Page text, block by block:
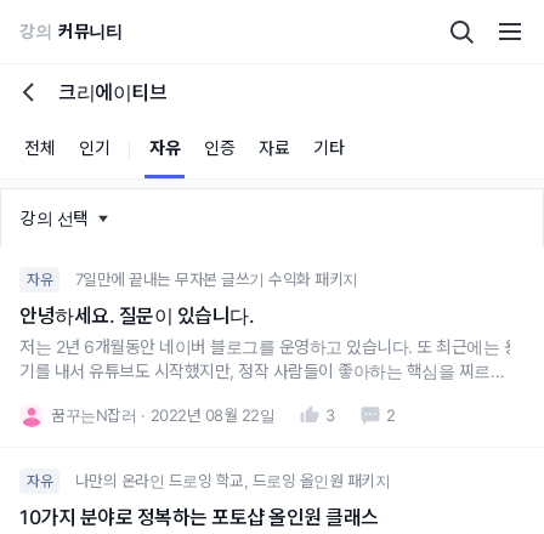
강의 커뮤니티
크리에이티브
전체 인기 자유 인증 자료 기타
강의 선택
자유 7일만에 끝내는 무자본 글쓰기 수익화 패키지
안녕하세요. 질문이 있습니다.
저는 2년 6개월동안 네이버 블로그를 운영하고 있습니다. 또 최근에는 용
기를 내서 유튜브도 시작했지만, 정작 사람들이 좋아하는 핵심을 찌르지
고 있습니다.전자책을 쓰겠다는 생각은 하고 있었고, 또 이를 바탕으로 강
꿈꾸는N잡러 2022년 08월 22일 3 2
자유 나만의 온라인 드로잉 학교, 드로잉 올인원 패키지
10가지 분야로 정복하는 포토샵 올인원 클래스